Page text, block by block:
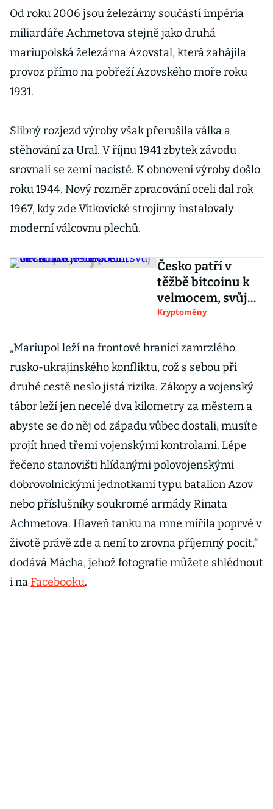
se, kde
relaxoval Erich
Od roku 2006 jsou železárny součástí impéria
miliardáře Achmetova stejně jako druhá
mariupolská železárna Azovstal, která zahájila
provoz přímo na pobřeží Azovského moře roku
1931.
Slibný rozjezd výroby však přerušila válka a
stěhování za Ural. V říjnu 1941 zbytek závodu
srovnali se zemí nacisté. K obnovení výroby došlo
roku 1944. Nový rozměr zpracování oceli dal rok
1967, kdy zde Vítkovické strojírny instalovaly
moderní válcovnu plechů.
Česko patří v
těžbě bitcoinu k
velmocem, svůj
vliv může ještě
Kryptoměny
„Mariupol leží na frontové hranici zamrzlého
rusko-ukrajinského konfliktu, což s sebou při
druhé cestě neslo jistá rizika. Zákopy a vojenský
tábor leží jen necelé dva kilometry za městem a
abyste se do něj od západu vůbec dostali, musíte
projít hned třemi vojenskými kontrolami. Lépe
řečeno stanovišti hlídanými polovojenskými
dobrovolnickými jednotkami typu batalion Azov
nebo příslušníky soukromé armády Rinata
Achmetova. Hlaveň tanku na mne mířila poprvé v
životě právě zde a není to zrovna příjemný pocit,“
dodává Mácha, jehož fotografie můžete shlédnout
i na Facebooku.